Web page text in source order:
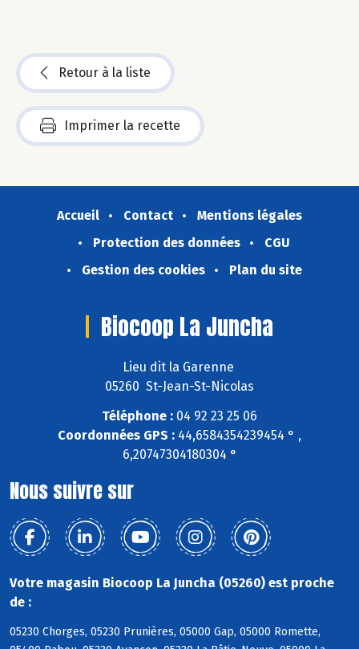
Retour à la liste
Imprimer la recette
Accueil Contact
Mentions légales
Protection des données
CGU
Gestion des cookies
Plan du site
Biocoop La Juncha
Lieu dit la Garenne
05260 St-Jean-St-Nicolas
Téléphone : 04 92 23 25 06
Coordonnées GPS : 44,6584354239454 ° ,
6,20747304180304 °
Nous suivre sur
Votre magasin Biocoop La Juncha (05260) est proche
de :
05230 Chorges, 05230 Prunières, 05000 Gap, 05000 Romette,